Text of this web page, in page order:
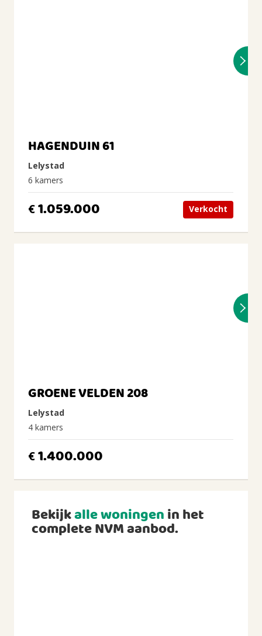
HAGENDUIN 61
Lelystad
6 kamers
€1.059.000 Verkocht
GROENE VELDEN 208
Lelystad
4 kamers
€1.400.000
Bekijkalle woningenin het
complete NVM aanbod.